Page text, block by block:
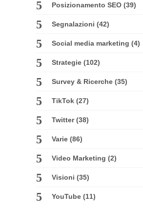
Posizionamento SEO (39)
Segnalazioni (42)
Social media marketing (4)
Strategie (102)
Survey & Ricerche (35)
TikTok (27)
Twitter(38)
Varie (86)
Video Marketing (2)
Visioni (35)
YouTube (11)